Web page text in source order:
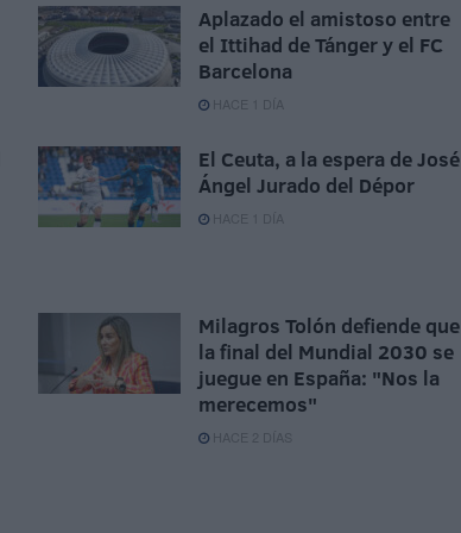
Aplazado el amistoso entre
el Ittihad de Tánger y el FC
Barcelona
HACE 1 DÍA
El Ceuta, a la espera de José
Ángel Jurado del Dépor
HACE 1 DÍA
Milagros Tolón defiende que
la final del Mundial 2030 se
juegue en España: "Nos la
merecemos"
HACE 2 DÍAS